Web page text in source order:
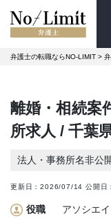
弁護士の転職ならNO-LIMIT >
離婚・相続案
所求人 / 千葉
法人・事務所名非公
更新日：2026/07/14 公開日
役職
アソシエイ